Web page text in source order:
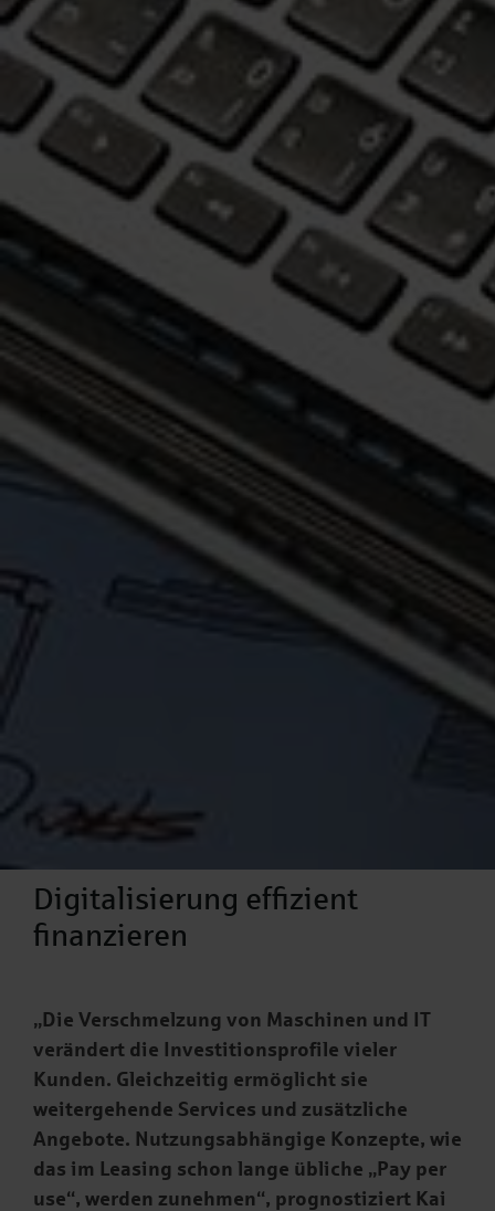
Digitalisierung effizient
finanzieren
„Die Verschmelzung von Maschinen und IT
verändert die Investitionsprofile vieler
Kunden. Gleichzeitig ermöglicht sie
weitergehende Services und zusätzliche
Angebote. Nutzungsabhängige Konzepte, wie
das im Leasing schon lange übliche „Pay per
use“, werden zunehmen“, prognostiziert Kai